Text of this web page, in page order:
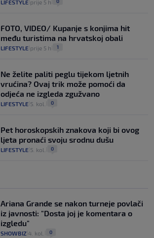
LIFESTYLE prije 5 h
FOTO, VIDEO/ Kupanje s konjima hit
među turistima na hrvatskoj obali
LIFESTYLE prije 5 h 1
Ne želite paliti peglu tijekom ljetnih
vrućina? Ovaj trik može pomoći da
odjeća ne izgleda zgužvano
LIFESTYLE 5. kol. 0
Pet horoskopskih znakova koji bi ovog
ljeta pronaći svoju srodnu dušu
LIFESTYLE 5. kol. 0
Ariana Grande se nakon turneje povlači
iz javnosti: "Dosta joj je komentara o
izgledu"
SHOWBIZ 4. kol. 0